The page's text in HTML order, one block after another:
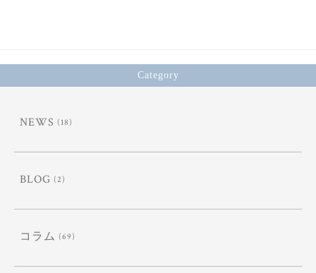
Category
NEWS (18)
BLOG (2)
コラム (69)